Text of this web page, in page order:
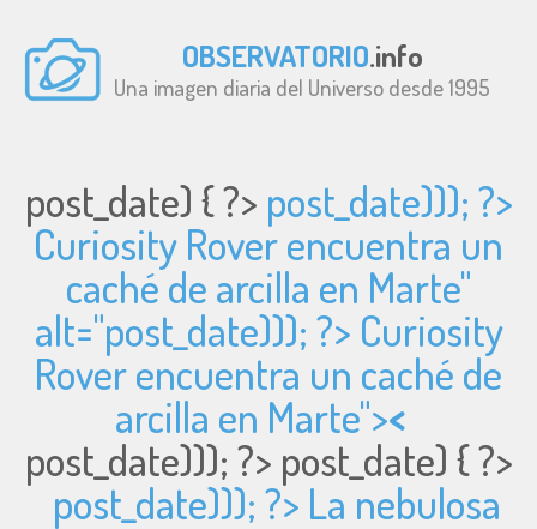
OBSERVATORIO.info
Una imagen diaria del Universo desde 1995
post_date) { ?> post_date))); ?>
Curiosity Rover encuentra un
caché de arcilla en Marte"
alt="post_date))); ?> Curiosity
Rover encuentra un caché de
arcilla en Marte"><
post_date))); ?> post_date) { ?>
post_date))); ?> La nebulosa